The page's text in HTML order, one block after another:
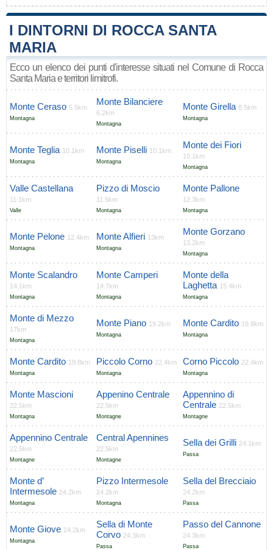
I DINTORNI DI ROCCA SANTA
MARIA
Ecco un elenco dei punti d'interesse situati nel Comune di Rocca
Santa Maria e territori limitrofi.
Monte Ceraso 5.5km
Montagna
Monte Bilanciere
6.2km
Montagna
Monte Girella 8.5km
Montagna
Monte Teglia 10.1km
Montagna
Monte Piselli 10.1km
Montagna
Monte dei Fiori
10.1km
Montagna
Valle Castellana
11.1km
Valle
Pizzo di Moscio
11.5km
Montagna
Monte Pallone
12.3km
Montagna
Monte Pelone 12.4km
Montagna
Monte Alfieri 13km
Montagna
Monte Gorzano
13.2km
Montagna
Monte Scalandro
14.1km
Montagna
Monte Camperi
14.7km
Montagna
Monte della
Laghetta 15.4km
Montagna
Monte di Mezzo
17km
Montagna
Monte Piano 19.2km
Montagna
Monte Cardito 19.8km
Montagna
Monte Cardito 19.8km
Montagna
Piccolo Corno 22.4km
Montagna
Corno Piccolo 22.4km
Montagna
Monte Mascioni
22.5km
Montagna
Appenino Centrale
22.5km
Montagne
Appennino di
Centrale 22.5km
Montagne
Appennino Centrale
22.5km
Montagne
Central Apennines
22.5km
Montagne
Sella dei Grilli 24.1km
Passa
Monte d’
Intermesole 24.2km
Montagna
Pizzo Intermesole
24.2km
Montagna
Sella del Brecciaio
24.2km
Passa
Monte Giove 24.2km
Montagna
Sella di Monte
Corvo 24.3km
Passa
Passo del Cannone
24.3km
Passa